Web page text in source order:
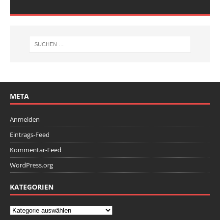
META
Anmelden
Eintrags-Feed
Kommentar-Feed
WordPress.org
KATEGORIEN